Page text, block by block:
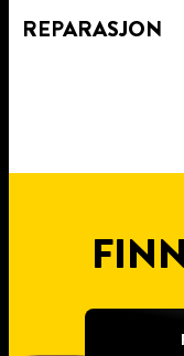
REPARASJON